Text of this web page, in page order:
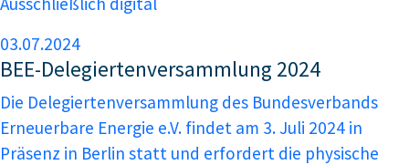
03.07.2024
BEE-Delegiertenversammlung 2024
Die Delegiertenversammlung des Bundesverbands
Erneuerbare Energie e.V. findet am 3. Juli 2024 in
Präsenz in Berlin statt und erfordert die physische